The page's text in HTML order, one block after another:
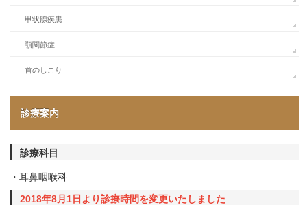
甲状腺疾患
顎関節症
首のしこり
診療案内
診療科目
・耳鼻咽喉科
2018年8月1日より診療時間を変更いたしました